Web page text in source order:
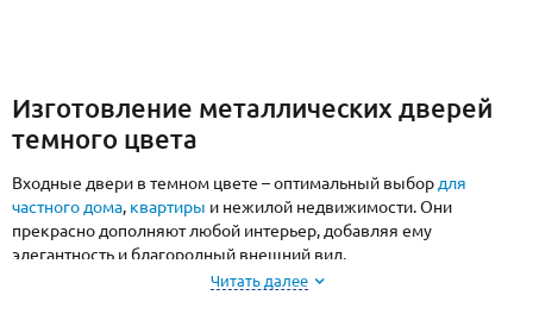
Изготовление металлических дверей
темного цвета
Входные двери в темном цвете – оптимальный выбор для
частного дома, квартиры и нежилой недвижимости. Они
прекрасно дополняют любой интерьер, добавляя ему
элегантность и благородный внешний вид.
Завод «МЕТА ДВЕРИ» изготовит стальные двери с
Читать далее